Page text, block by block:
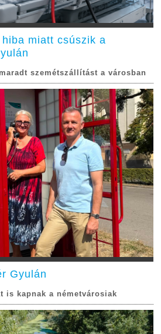
miatt csúszik a
szemétszállítást a városban
Gyulán
is kapnak a németvárosiak